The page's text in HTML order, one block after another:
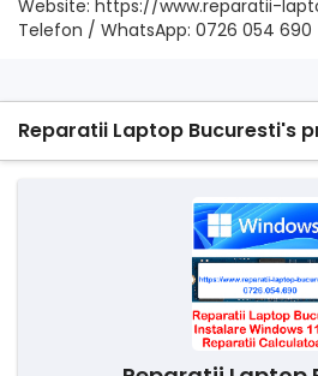
Website: https://www.reparatii-
Telefon / WhatsApp: 0726 054 690
Reparatii Laptop Bucuresti's